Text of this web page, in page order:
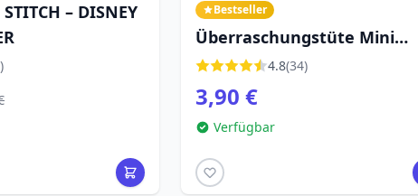
– DISNEY
Bestseller
Überraschungstüte Mini
Marie - Disney Die Aristocats
4.8(34)
3,90 €
Verfügbar